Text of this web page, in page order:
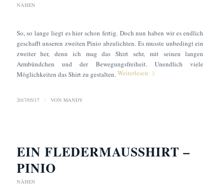
NÄHEN
So, so lange liegt es hier schon fertig. Doch nun haben wir es endlich
geschafft unseren zweiten Pinio abzulichten. Es musste unbedingt ein
zweiter her, denn ich mag das Shirt sehr, mit seinen langen
Armbündchen und der Bewegungsfreiheit. Unendlich viele
Möglichkeiten das Shirt zu gestalten.Weiterlesen
2017/05/17 / VON MANDY
EIN FLEDERMAUSSHIRT –
PINIO
NÄHEN